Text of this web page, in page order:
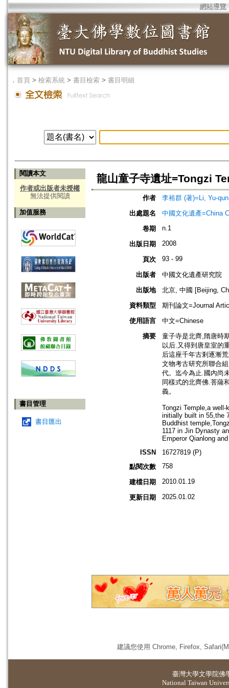
網站導覽
． 首頁 > 檢索系統 > 書目檢索 > 書目明細
閱讀本文
作者或出版者未授權
無法提供閱讀
加值服務
書目管理
書目匯出
龍山童子寺遺址=Tongzi
作者
李裕群 (著)=Li, Yu-
出處題名
中國文化遺產=China
卷期
n.1
出版日期 2008
頁次 93 - 99
出版者
中國文化遺產研究院
出版地
北京, 中國 [Beijing,
資料類型
期刊論文=Journal
使用語言
中文=Chinese
摘要
童子寺是北齊,隋唐時
以后.又得到唐皇室的
后這座千年古剎逐漸
文物考古研究所聯合
代。迄今為止.國內尚
同樣式的北齊佛.菩薩
義。
Tongzi Temple,a
initially built in 55,the
Buddhist
1117 in Jin Dynasty
Emperor Qianlong
ISSN
16727819 (P)
點閱次數
758
建檔日期 2010.01.19
更新日期 2025.01.02
建議您使用 Chrome, Firefox,
臺灣大學文學院佛
National Taiwan